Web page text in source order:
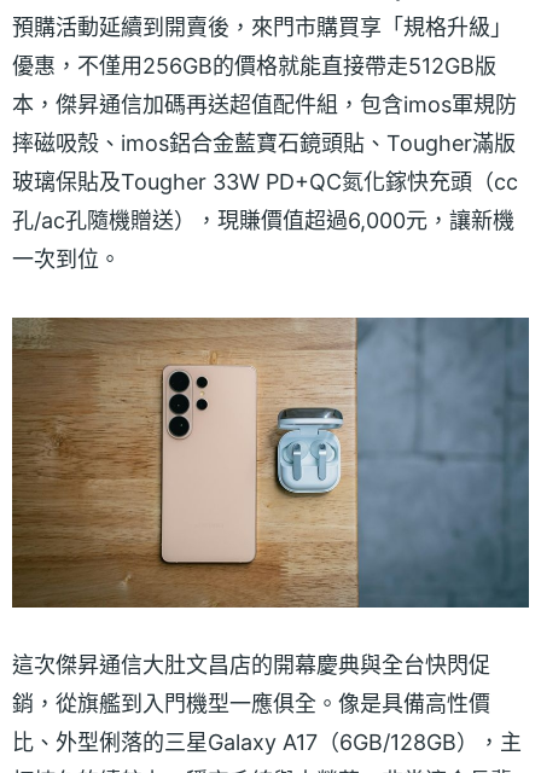
預購活動延續到開賣後，來門市購買享「規格升級」
優惠，不僅用256GB的價格就能直接帶走512GB版
本，傑昇通信加碼再送超值配件組，包含imos軍規防
摔磁吸殼、imos鋁合金藍寶石鏡頭貼、Tougher滿版
玻璃保貼及Tougher 33W PD+QC氮化鎵快充頭（cc
孔/ac孔隨機贈送），現賺價值超過6,000元，讓新機
一次到位。
這次傑昇通信大肚文昌店的開幕慶典與全台快閃促
銷，從旗艦到入門機型一應俱全。像是具備高性價
比、外型俐落的三星Galaxy A17（6GB/128GB），主